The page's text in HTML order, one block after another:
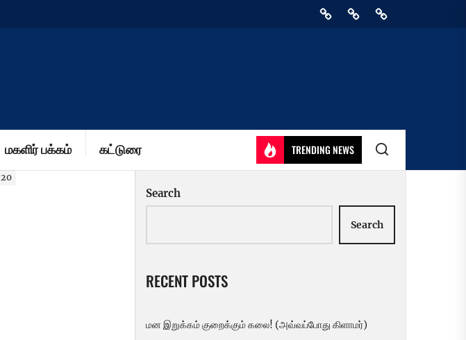
HomePrivacyAthirady
மகளிர் பக்கம் கட்டுரை TRENDING NEWS
20
Search
Search
RECENT POSTS
மன இறுக்கம் குறைக்கும் கலை! (அவ்வப்போது கிளாமர்)